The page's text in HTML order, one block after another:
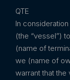
QTE
In
(the “vessel”)
(name of
we (name of
warrant that